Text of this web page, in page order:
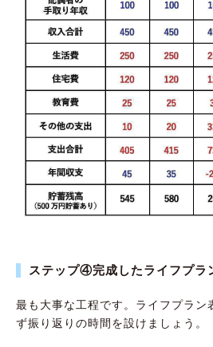
ステップ④完成したライフプラ
最も大事な工程です。ライフプラン
ず振り返りの時間を設けましょう。